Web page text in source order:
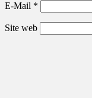
E-Mail *
Site web